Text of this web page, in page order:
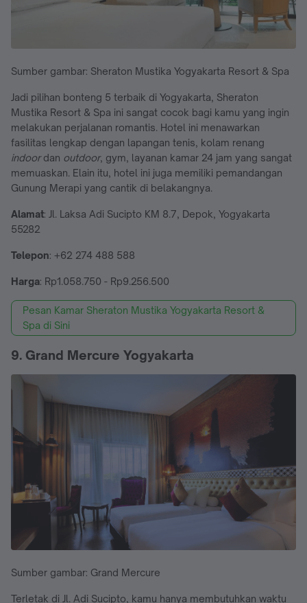
Sumber gambar: Sheraton Mustika Yogyakarta Resort & Spa
Jadi pilihan bonteng 5 terbaik di Yogyakarta, Sheraton
Mustika Resort & Spa ini sangat cocok bagi kamu yang ingin
melakukan perjalanan romantis. Hotel ini menawarkan
fasilitas lengkap dengan lapangan tenis, kolam renang
indoordan outdoor, gym, layanan kamar 24 jam yang sangat
memuaskan. Elain itu, hotel ini juga memiliki pemandangan
Gunung Merapi yang cantik di belakangnya.
Alamat: Jl. Laksa Adi Sucipto KM 8.7, Depok, Yogyakarta
55282
Telepon: +62 274 488 588
Harga: Rp1.058.750 - Rp9.256.500
Pesan Kamar Sheraton Mustika Yogyakarta Resort &
Spa di Sini
9. Grand Mercure Yogyakarta
Sumber gambar: Grand Mercure
Terletak di Jl. Adi Sucipto, kamu hanya membutuhkan waktu